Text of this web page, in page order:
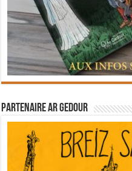
Partenaire Ar Gedour